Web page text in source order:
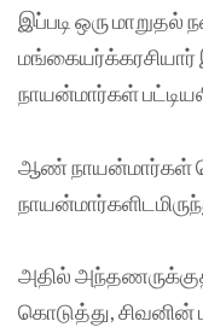
இப்படி ஒரு
மங்கையர்க்கரசியார்
நாயன்மார்கள்
ஆண் நாயன்மார்கள்
அதில்
கொடுத்து, சிவனின்